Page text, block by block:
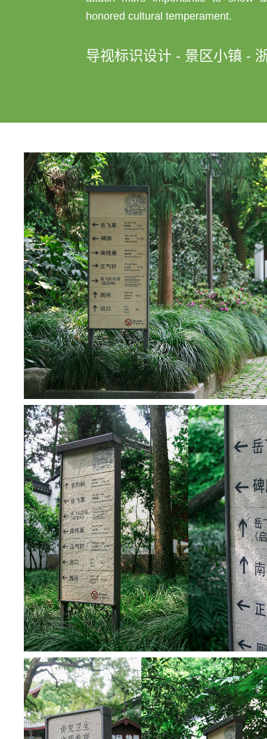
honored cultural temperament.
导视标识设计 - 景区小镇 -